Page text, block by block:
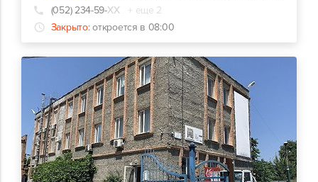
(052) 234-59-ХХ
+ еще 2
Закрыто: откроется в 08:00